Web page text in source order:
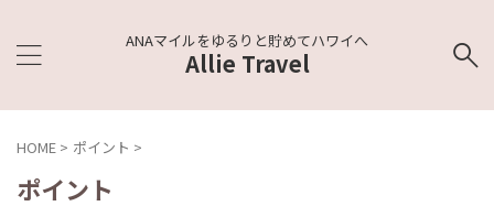
ANAマイルをゆるりと貯めてハワイへ
Allie Travel
HOME > ポイント >
ポイント